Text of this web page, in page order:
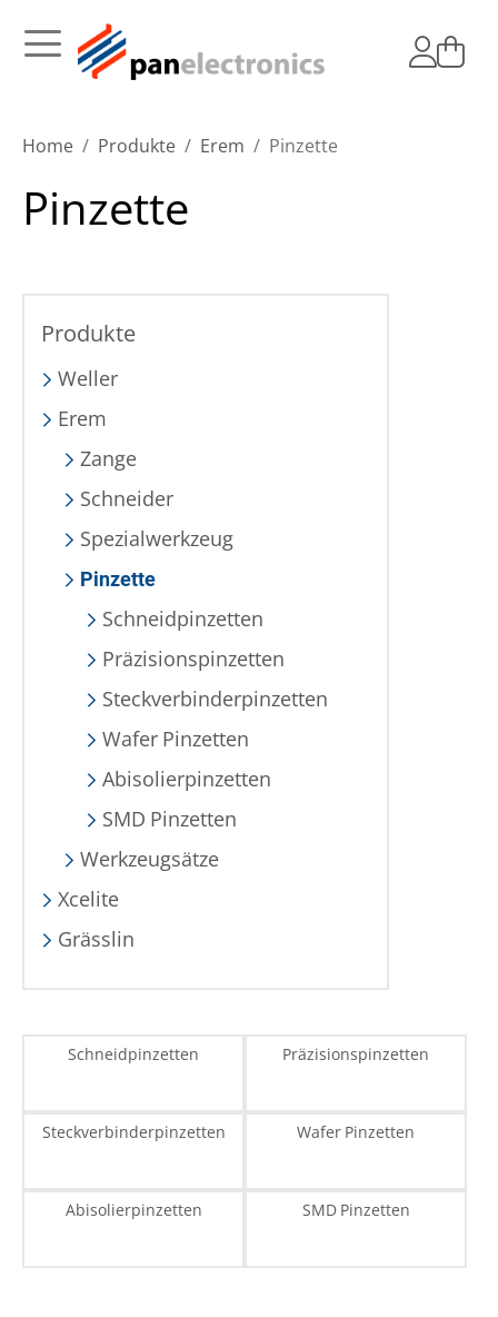
Home Produkte Erem Pinzette
Pinzette
Schneidpinzetten Präzisionspinzetten
Steckverbinderpinzetten Wafer Pinzetten
Abisolierpinzetten SMD Pinzetten
Produkte
Weller
Erem
Zange
Schneider
Spezialwerkzeug
Pinzette
Schneidpinzetten
Präzisionspinzetten
Steckverbinderpinzetten
Wafer Pinzetten
Abisolierpinzetten
SMD Pinzetten
Werkzeugsätze
Xcelite
Grässlin